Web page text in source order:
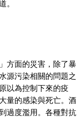
。
方面的災害，除了暴
源污染相關的問題之
以為控制下來的疫
量的感染與死亡。酒
過度濫用。各種對抗